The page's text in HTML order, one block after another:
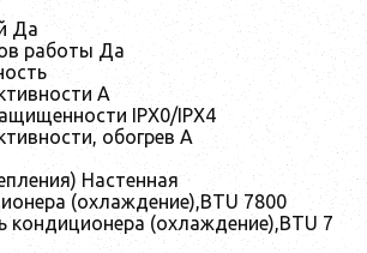
Да
работы Да
A
IPX0/IPX4
обогрев A
Настенная
(охлаждение),BTU 7800
кондиционера (охлаждение),BTU 7